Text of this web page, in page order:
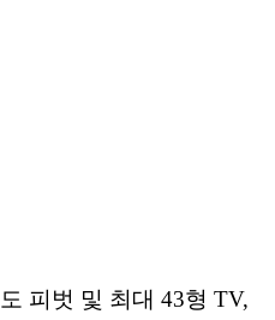
피벗 및 최대 43형 TV,